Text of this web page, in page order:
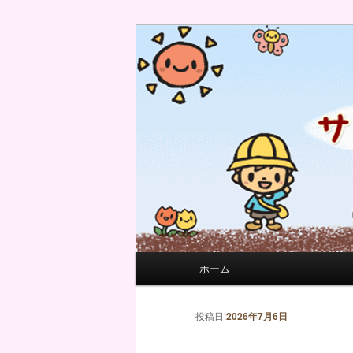
サンフィール保育園のブログ
サンフィール保育園のせんせ
メインコンテンツへ移動
サブコンテンツへ移動
ホーム
投稿ナビゲーション
投稿日:2026年7月6日